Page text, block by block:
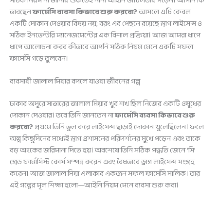
ভাবছেনফার্মেসি ব্যবসা কিভাবে শুরু করবো?আসলে এটি কেবল
একটি দোকান দেওয়ার বিষয় নয়; বরং এর পেছনে রয়েছে ড্রাগ লাইসেন্স ও
সঠিক ইনভেন্টরি ম্যানেজমেন্টের এক বিশাল প্রক্রিয়া। আজ আমরা ধাপে
ধাপে আলোচনা করব কীভাবে আপনি সঠিক নিয়ম মেনে একটি সফল
ফার্মেসি গড়ে তুলবেন।
ব্যবসায়ী জালাল মিয়ার বদলে যাওয়া জীবনের গল্প
ঢাকার অদূরে সাভারের জালাল মিয়ার খুব শখ ছিল নিজের একটি ওষুধের
দোকান দেওয়ার। তবে তিনি জানতেন নাফার্মেসি ব্যবসা কিভাবে শুরু
করবো?প্রথমে তিনি ভুল করে লাইসেন্স ছাড়াই দোকান খুলেছিলেন। ফলে
অল্প কিছুদিনের মধ্যেই ড্রাগ প্রশাসনের পরিদর্শনের মুখে পড়েন এবং তাকে
বড় অংকের জরিমানা দিতে হয়। অবশেষে তিনি সঠিক পদ্ধতি জেনে ‘সি’
গ্রেড ফার্মাসিস্ট কোর্স সম্পন্ন করেন এবং বৈধভাবে ড্রাগ লাইসেন্স সংগ্রহ
করেন। আজ জালাল মিয়া এলাকার একজন সফল ফার্মেসি মালিক। তার
এই গল্পের মূল শিক্ষা হলো—আইনি নিয়ম মেনে ব্যবসা শুরু করা।